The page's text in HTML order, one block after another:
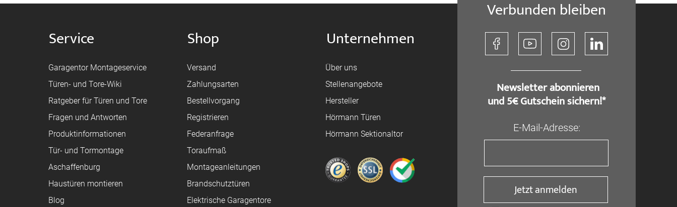
Service
Garagentor Montageservice
Türen- und Tore-Wiki
Ratgeber für Türen und Tore
Fragen und Antworten
Produktinformationen
Tür- und Tormontage
Aschaffenburg
Haustüren montieren
Blog
Shop
Versand
Zahlungsarten
Bestellvorgang
Registrieren
Federanfrage
Toraufmaß
Montageanleitungen
Brandschutztüren
Elektrische Garagentore
Unternehmen
Über uns
Stellenangebote
Hersteller
Hörmann Türen
Hörmann Sektionaltor
Verbunden bleiben
​ Newsletter abonnieren
und 5€ Gutschein sichern!*
E-Mail-Adresse:
Jetzt anmelden